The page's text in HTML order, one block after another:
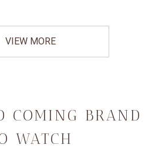
VIEW MORE
COMING BRAND
WATCH